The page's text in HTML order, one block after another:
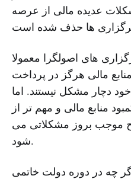
عدیده مالی از عرصه
های اصولگرا معمولا
مالی هرگز در پرداخت
دچار مشکل نیستند. اما
منابع مالی و مهم تر از
موجب بروز مشکلاتی می
شود.
چه در دوره دولت خاتمی